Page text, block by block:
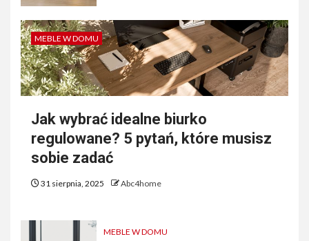
MEBLE W DOMU
Jak wybrać idealne biurko
regulowane? 5 pytań, które musisz
sobie zadać
31 sierpnia, 2025 Abc4home
MEBLE W DOMU